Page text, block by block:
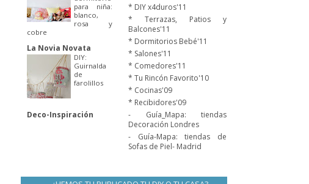
para niña:
blanco,
rosa y
cobre
La Novia Novata
DIY:
Guirnalda
de
farolillos
Deco-Inspiración
* DIY x4duros'11
* Terrazas, Patios y
Balcones'11
* Dormitorios Bebé'11
* Salones'11
* Comedores'11
* Tu Rincón Favorito'10
* Cocinas'09
* Recibidores'09
- Guía_Mapa: tiendas
Decoración Londres
- Guía-Mapa: tiendas de
Sofas de Piel- Madrid